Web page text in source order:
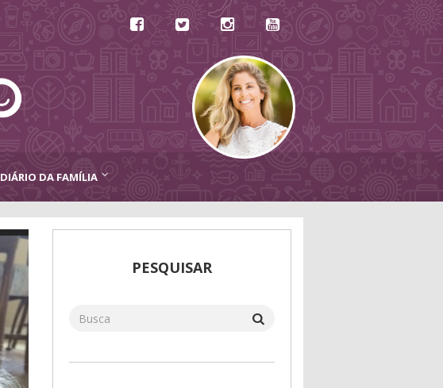
DIÁRIO DA FAMÍLIA
PESQUISAR